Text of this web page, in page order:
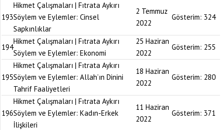
193
Hikmet Çalışmaları | Fıtrata Aykırı
Söylem ve Eylemler: Cinsel
Sapkınlıklar
2 Temmuz
2022
Gösterim: 324
194
Hikmet Çalışmaları | Fıtrata Aykırı
Söylem ve Eylemler: Ekonomi
25 Haziran
2022
Gösterim: 255
195
Hikmet Çalışmaları | Fıtrata Aykırı
Söylem ve Eylemler: Allah’ın Dinini
Tahrif Faaliyetleri
18 Haziran
2022
Gösterim: 280
196
Hikmet Çalışmaları | Fıtrata Aykırı
Söylem ve Eylemler: Kadın-Erkek
İlişkileri
11 Haziran
2022
Gösterim: 371